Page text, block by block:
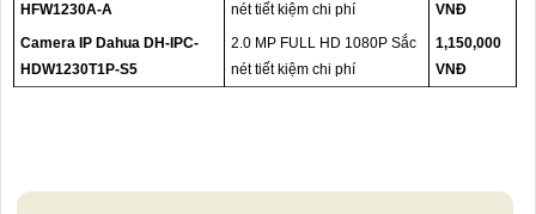
HFW1230A-A
nét tiết kiệm chi phí
VNĐ
Camera IP Dahua DH-IPC-
HDW1230T1P-S5
2.0 MP FULL HD 1080P Sắc
nét tiết kiệm chi phí
1,150,000
VNĐ